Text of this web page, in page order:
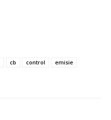
cb control
emisie